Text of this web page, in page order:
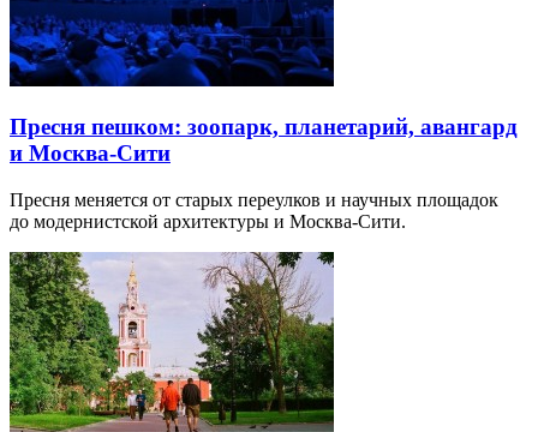
Пресня пешком: зоопарк, планетарий, авангард
и Москва-Сити
Пресня меняется от старых переулков и научных площадок
до модернистской архитектуры и Москва-Сити.